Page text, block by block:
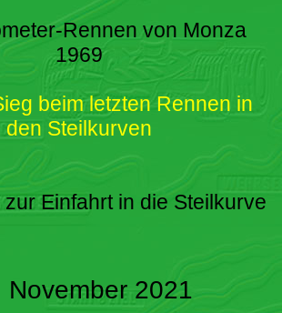
Rennen von Monza
1969
beim letzten Rennen in
den Steilkurven
Einfahrt in die Steilkurve
November 2021